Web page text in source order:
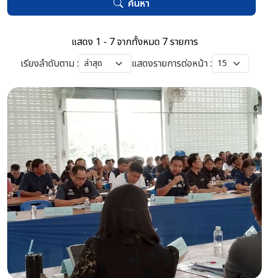
ค้นหา
แสดง 1 - 7 จากทั้งหมด 7 รายการ
เรียงลำดับตาม :
แสดงรายการต่อหน้า :